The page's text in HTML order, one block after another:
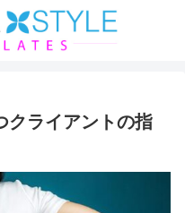
クライアントの指